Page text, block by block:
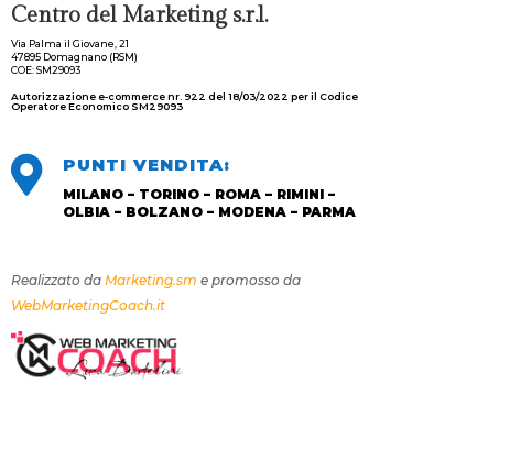
Centro del Marketing s.r.l.
Via Palma il Giovane, 21
47895 Domagnano (RSM)
COE: SM29093
Autorizzazione e-commerce nr. 922 del 18/03/2022 per il Codice
Operatore Economico SM29093
 PUNTI VENDITA:
MILANO – TORINO – ROMA – RIMINI –
OLBIA – BOLZANO – MODENA – PARMA
Realizzato da Marketing.sm e promosso da
WebMarketingCoach.it